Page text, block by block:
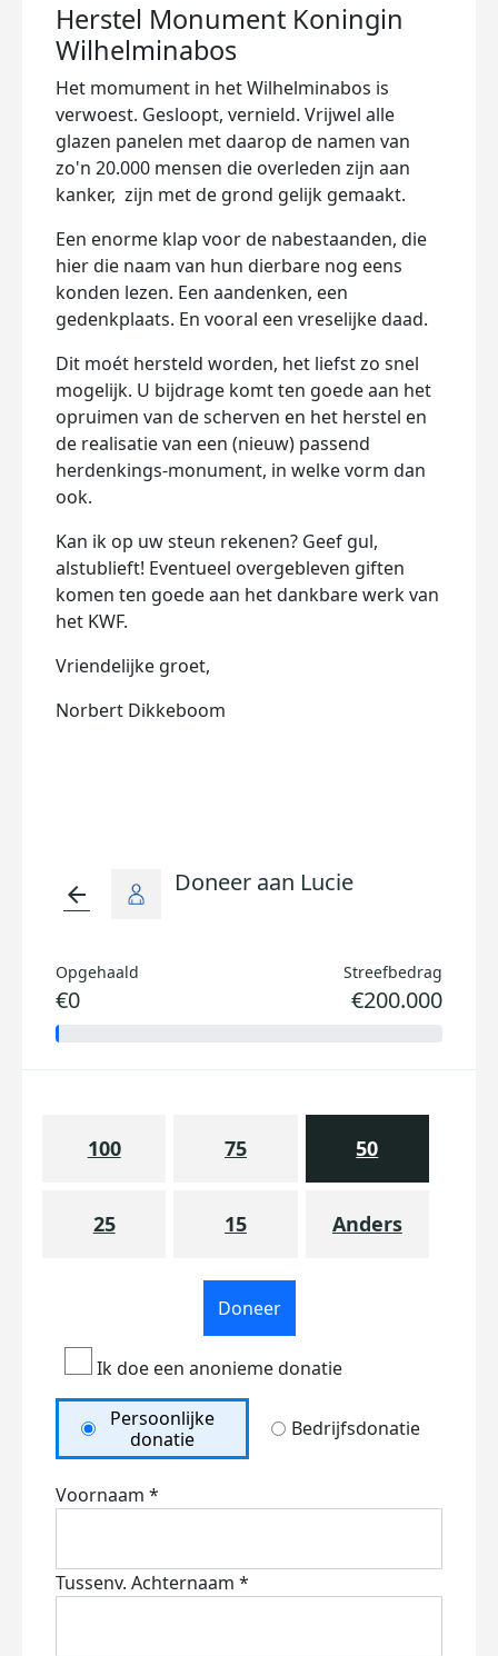
Herstel Monument Koningin
Wilhelminabos
Het momument in het Wilhelminabos is
verwoest. Gesloopt, vernield. Vrijwel alle
glazen panelen met daarop de namen van
zo'n 20.000 mensen die overleden zijn aan
kanker, zijn met de grond gelijk gemaakt.
Een enorme klap voor de nabestaanden, die
hier die naam van hun dierbare nog eens
konden lezen. Een aandenken, een
gedenkplaats. En vooral een vreselijke daad.
Dit moét hersteld worden, het liefst zo snel
mogelijk. U bijdrage komt ten goede aan het
opruimen van de scherven en het herstel en
de realisatie van een (nieuw) passend
herdenkings-monument, in welke vorm dan
ook.
Kan ik op uw steun rekenen? Geef gul,
alstublieft! Eventueel overgebleven giften
komen ten goede aan het dankbare werk van
het KWF.
Vriendelijke groet,
Norbert Dikkeboom
arrow_back Doneer aan Lucie
Opgehaald
€0
Streefbedrag
€200.000
100 75 50
25 15 Anders
Doneer
Ik doe een anonieme donatie
Persoonlijke
donatie
Bedrijfsdonatie
Voornaam *
Tussenv. Achternaam *